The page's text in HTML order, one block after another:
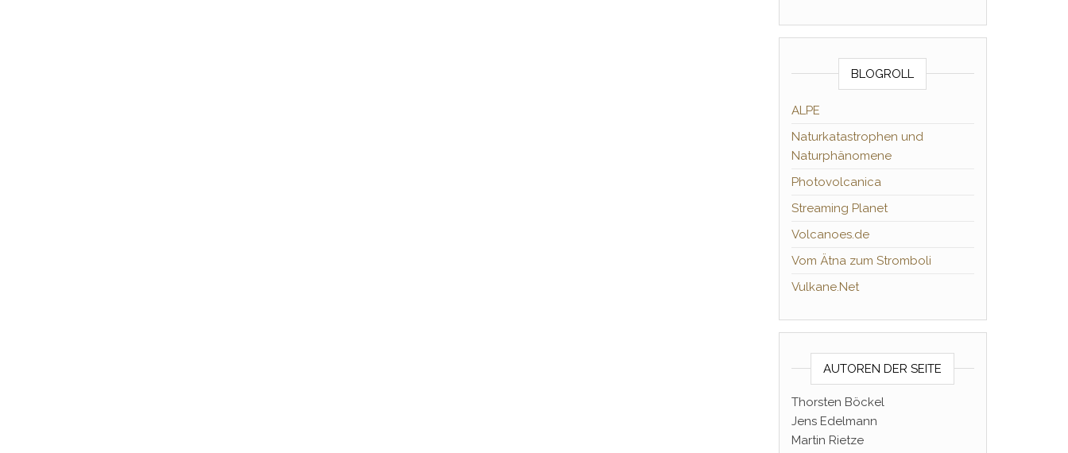
BLOGROLL
ALPE
Naturkatastrophen und
Naturphänomene
Photovolcanica
Streaming Planet
Volcanoes.de
Vom Ätna zum Stromboli
Vulkane.Net
AUTOREN DER SEITE
Thorsten Böckel
Jens Edelmann
Martin Rietze